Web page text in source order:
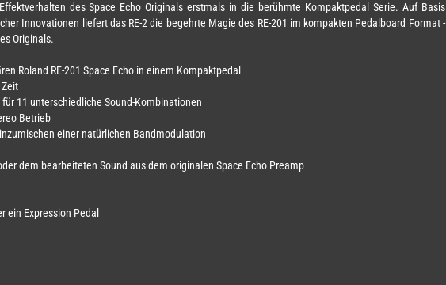
des Space Echo Originals erstmals in die berühmte Kompaktpedal Serie. Auf Basis
Innovationen liefert das RE-2 die begehrte Magie des RE-201 im kompakten Pedalboard Format -
Originals.
Roland RE-201 Space Echo in einem Kompaktpedal
Zeit
11 unterschiedliche Sound-Kombinationen
Betrieb
einer natürlichen Bandmodulation
dem bearbeiteten Sound aus dem originalen Space Echo Preamp
ein Expression Pedal